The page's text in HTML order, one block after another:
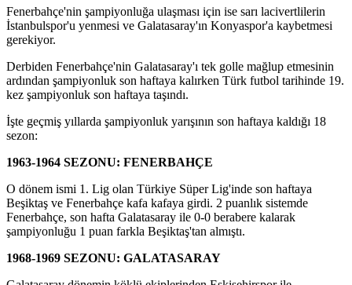
Fenerbahçe'nin şampiyonluğa ulaşması için ise sarı lacivertlilerin
İstanbulspor'u yenmesi ve Galatasaray'ın Konyaspor'a kaybetmesi
gerekiyor.
Derbiden Fenerbahçe'nin Galatasaray'ı tek golle mağlup etmesinin
ardından şampiyonluk son haftaya kalırken Türk futbol tarihinde 19.
kez şampiyonluk son haftaya taşındı.
İşte geçmiş yıllarda şampiyonluk yarışının son haftaya kaldığı 18
sezon:
1963-1964 SEZONU: FENERBAHÇE
O dönem ismi 1. Lig olan Türkiye Süper Lig'inde son haftaya
Beşiktaş ve Fenerbahçe kafa kafaya girdi. 2 puanlık sistemde
Fenerbahçe, son hafta Galatasaray ile 0-0 berabere kalarak
şampiyonluğu 1 puan farkla Beşiktaş'tan almıştı.
1968-1969 SEZONU: GALATASARAY